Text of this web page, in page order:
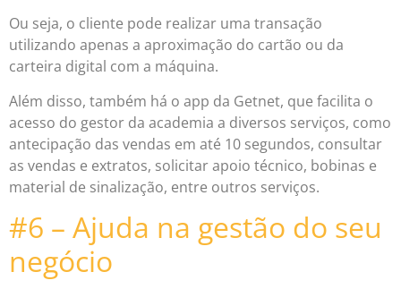
Ou seja, o cliente pode realizar uma transação
utilizando apenas a aproximação do cartão ou da
carteira digital com a máquina.
Além disso, também há o app da Getnet, que facilita o
acesso do gestor da academia a diversos serviços, como
antecipação das vendas em até 10 segundos, consultar
as vendas e extratos, solicitar apoio técnico, bobinas e
material de sinalização, entre outros serviços.
#6 – Ajuda na gestão do seu
negócio